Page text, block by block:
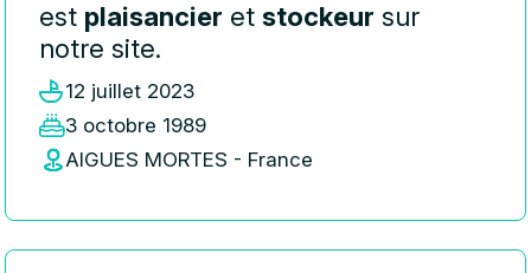
est plaisancier etstockeur sur
notre site.
12 juillet 2023
3 octobre 1989
AIGUES MORTES - France